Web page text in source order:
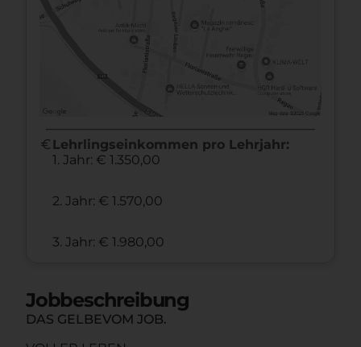
euro Lehrlingseinkommen pro Lehrjahr:
1. Jahr: € 1.350,00
2. Jahr: € 1.570,00
3. Jahr: € 1.980,00
Jobbeschreibung
DAS GELBEVOM JOB.